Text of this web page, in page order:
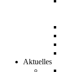
Aktuelles